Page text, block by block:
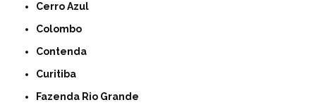
Cerro Azul
Colombo
Contenda
Curitiba
Fazenda Rio Grande